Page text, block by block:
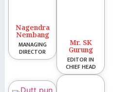
Nagendra
Nembang
MANAGING
DIRECTOR
Mr. SK
Gurung
EDITOR IN
CHIEF HEAD